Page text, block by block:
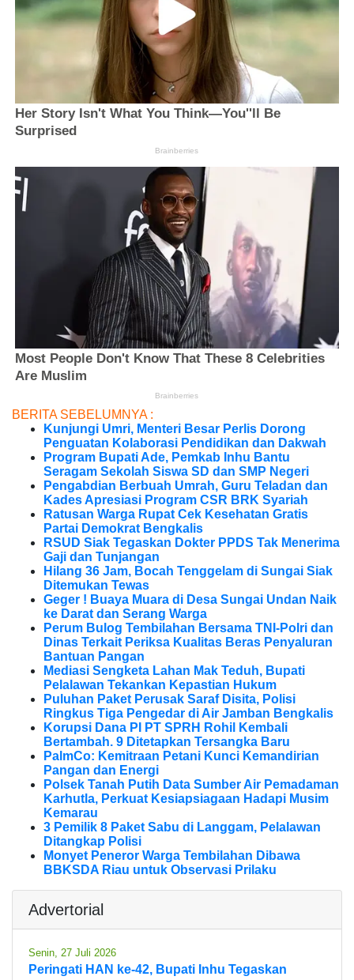
BERITA SEBELUMNYA :
Kunjungi Umri, Menteri Besar Perlis Dorong
Penguatan Kolaborasi Pendidikan dan Dakwah
Program Bupati Ade, Pemkab Inhu Bantu
Seragam Sekolah Siswa SD dan SMP Negeri
Pengabdian Berbuah Umrah, Guru Teladan dan
Kades Apresiasi Program CSR BRK Syariah
Ratusan Warga Rupat Cek Kesehatan Gratis
Partai Demokrat Bengkalis
RSUD Siak Tegaskan Dokter PPDS Tak Menerima
Gaji dan Tunjangan
Hilang 36 Jam, Bocah Tenggelam di Sungai Siak
Ditemukan Tewas
Geger ! Buaya Muara di Desa Sungai Undan Naik
ke Darat dan Serang Warga
Perum Bulog Tembilahan Bersama TNI-Polri dan
Dinas Terkait Periksa Kualitas Beras Penyaluran
Bantuan Pangan
Mediasi Sengketa Lahan Mak Teduh, Bupati
Pelalawan Tekankan Kepastian Hukum
Puluhan Paket Perusak Saraf Disita, Polisi
Ringkus Tiga Pengedar di Air Jamban Bengkalis
Korupsi Dana PI PT SPRH Rohil Kembali
Bertambah. 9 Ditetapkan Tersangka Baru
PalmCo: Kemitraan Petani Kunci Kemandirian
Pangan dan Energi
Polsek Tanah Putih Data Sumber Air Pemadaman
Karhutla, Perkuat Kesiapsiagaan Hadapi Musim
Kemarau
3 Pemilik 8 Paket Sabu di Langgam, Pelalawan
Ditangkap Polisi
Monyet Peneror Warga Tembilahan Dibawa
BBKSDA Riau untuk Observasi Prilaku
Advertorial
Senin, 27 Juli 2026
Peringati HAN ke-42, Bupati Inhu Tegaskan